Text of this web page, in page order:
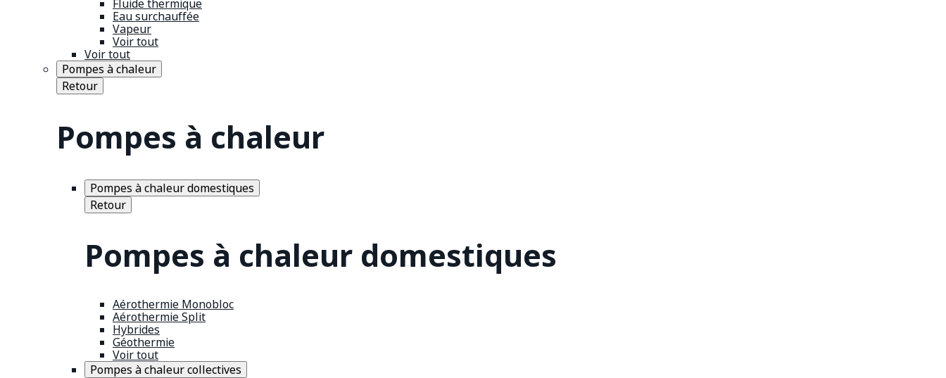
Fluide thermique
Eau surchauffée
Vapeur
Voir tout
Voir tout
Pompes à chaleur
Retour
Pompes à chaleur
Pompes à chaleur domestiques
Retour
Pompes à chaleur domestiques
Aérothermie Monobloc
Aérothermie Split
Hybrides
Géothermie
Voir tout
Pompes à chaleur collectives